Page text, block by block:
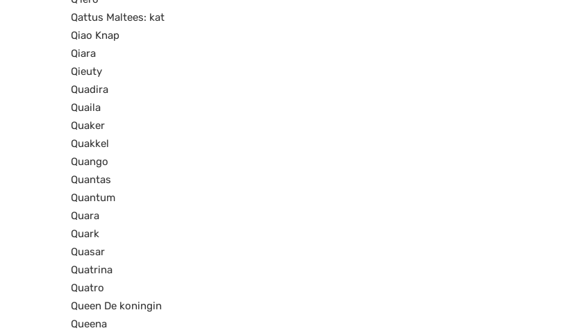
Qattus Maltees: kat
Qiao Knap
Qiara
Qieuty
Quadira
Quaila
Quaker
Quakkel
Quango
Quantas
Quantum
Quara
Quark
Quasar
Quatrina
Quatro
Queen De koningin
Queena